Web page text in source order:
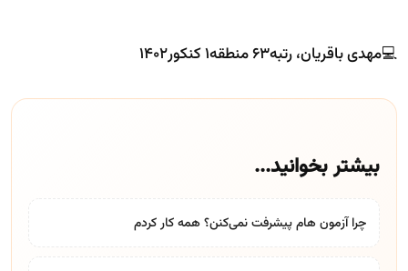
💻مهدی باقریان، رتبه۶۳ منطقه۱ کنکور۱۴۰۲
بیشتر بخوانید...
چرا آزمون هام پیشرفت نمی‌کنن؟ همه کار کردم